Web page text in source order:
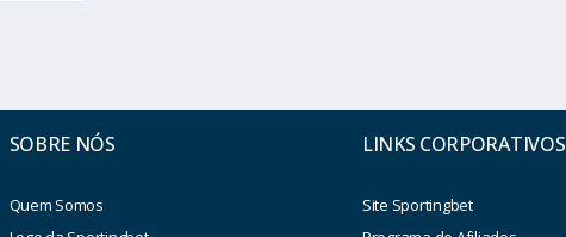
SOBRE NÓS
Quem Somos
LINKS CORPORATIVOS
Site Sportingbet